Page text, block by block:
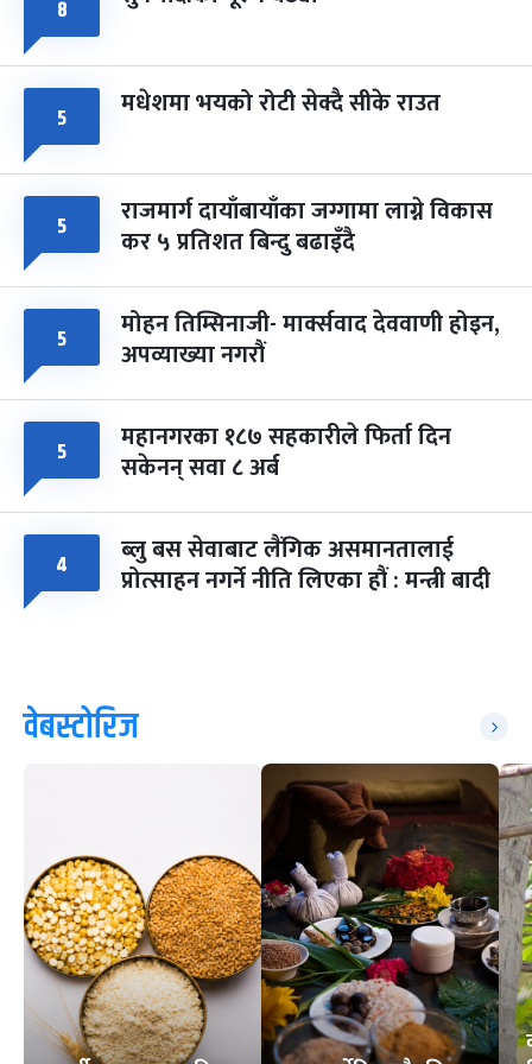
८
५ मधेशमा भयको रोटी सेक्दै सीके राउत
५ राजमार्ग दायाँबायाँका जग्गामा लाग्ने विकास
कर ५ प्रतिशत बिन्दु बढाइँदै
५ मोहन तिम्सिनाजी- मार्क्सवाद देववाणी होइन,
अपव्याख्या नगरौं
५ महानगरका १८७ सहकारीले फिर्ता दिन
सकेनन् सवा ८ अर्ब
४ ब्लु बस सेवाबाट लैंगिक असमानतालाई
प्रोत्साहन नगर्ने नीति लिएका हौं : मन्त्री बादी
वेबस्टोरिज